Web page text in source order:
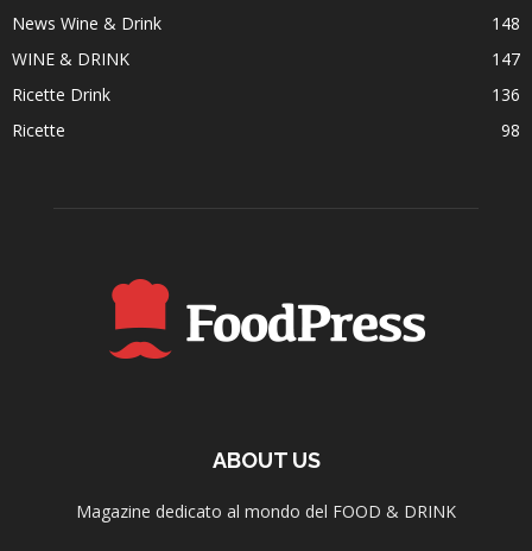
News Wine & Drink
148
WINE & DRINK
147
Ricette Drink
136
Ricette
98
ABOUT US
Magazine dedicato al mondo del FOOD & DRINK